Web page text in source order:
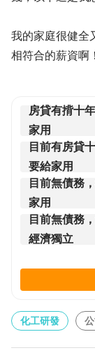
我的家庭很健全
相符合的薪資啊！
房貸有揹十
家用
目前有房貸
要給家用
目前無債務
家用
目前無債務
經濟獨立
化工研發